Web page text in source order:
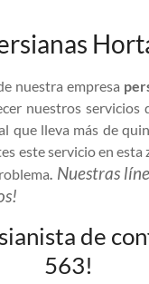
nuestra empresa
nuestros servicios
que lleva más de
este servicio en esta
. Nuestras
de
563!